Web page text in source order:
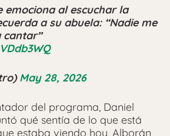
emociona al escuchar la
a su abuela: “Nadie me
cantar”
May 28, 2026
del programa, Daniel
qué sentía de lo que está
estaba viendo hoy, Alborán